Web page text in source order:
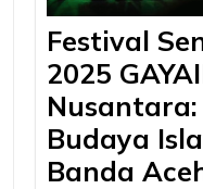
Festival
2025
Budaya
Banda